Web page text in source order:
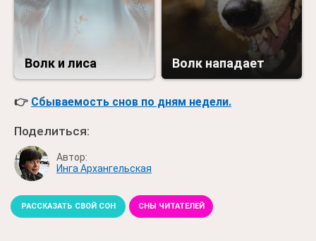
Волк и лиса Волк нападает
👉 Сбываемость снов по дням недели.
Поделиться:
Автор:
Инга Архангельская
РАССКАЗАТЬ СВОЙ СОН СНЫ ЧИТАТЕЛЕЙ